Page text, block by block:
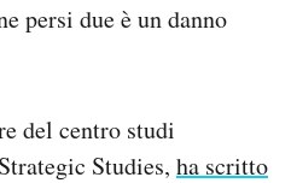
persi due è un danno
del centro studi
Studies, ha scritto